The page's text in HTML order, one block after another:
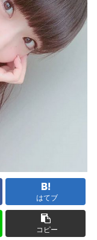
はてブ
コピー